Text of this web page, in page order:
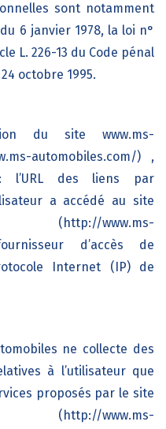
sont notamment
6 janvier 1978, la loi n°
L. 226-13 du Code pénal
octobre 1995.
du site www.ms-
automobiles.com/),
l’URL des liens par
a accédé au site
(http://www.ms-
d’accès de
Internet (IP) de
ne collecte des
à l’utilisateur que
proposés par le site
(http://www.ms-